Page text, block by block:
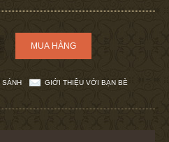
SÁNH GIỚI THIỆU VỚI BẠN BÈ